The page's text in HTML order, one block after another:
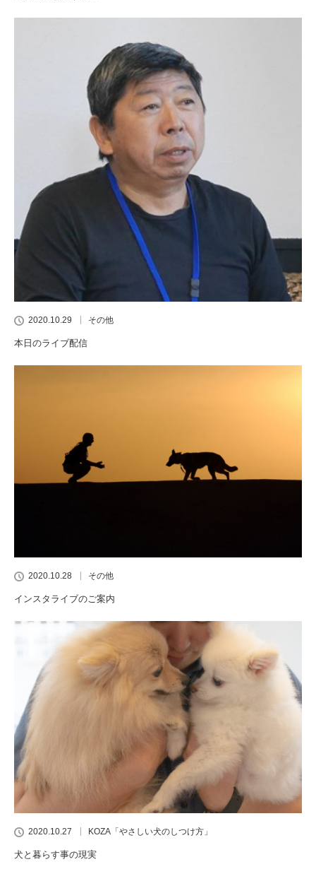
2020.10.29 その他
本日のライブ配信
2020.10.28 その他
インスタライブのご案内
2020.10.27 KOZA「やさしい犬のしつけ方」
犬と暮らす事の現実